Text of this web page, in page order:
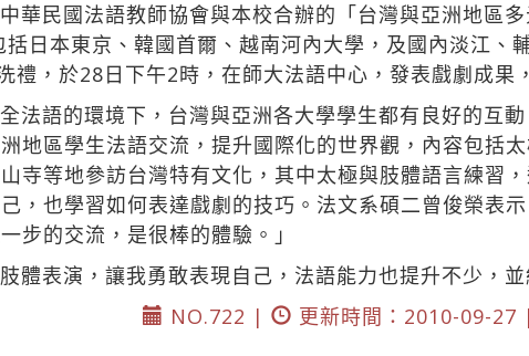
華民國法語教師協會與本校合辦的「台灣與亞洲地區
日本東京、韓國首爾、越南河內大學，及國內淡江、
禮，於28日下午2時，在師大法語中心，發表戲劇成果
法語的環境下，台灣與亞洲各大學學生都有良好的互
地區學生法語交流，提升國際化的世界觀，內容包括
寺等地參訪台灣特有文化，其中太極與肢體語言練習
，也學習如何表達戲劇的技巧。法文系碩二曾俊榮表
步的交流，是很棒的體驗。」
體表演，讓我勇敢表現自己，法語能力也提升不少，並
NO.722 |
更新時間：2010-09-27 |